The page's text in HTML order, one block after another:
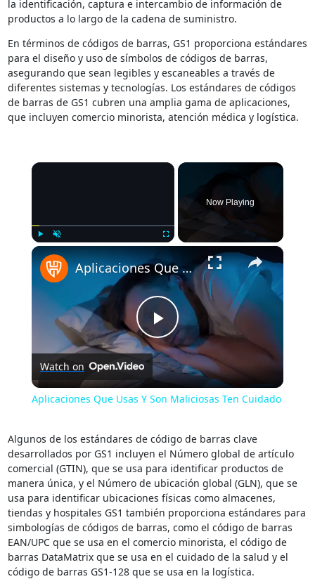
la identificación, captura e intercambio de información de
productos a lo largo de la cadena de suministro.
En términos de códigos de barras, GS1 proporciona estándares
para el diseño y uso de símbolos de códigos de barras,
asegurando que sean legibles y escaneables a través de
diferentes sistemas y tecnologías. Los estándares de códigos
de barras de GS1 cubren una amplia gama de aplicaciones,
que incluyen comercio minorista, atención médica y logística.
×
Now Playing
×
Play
Video
Aplicaciones Que Usas Y Son Maliciosas Ten Cuidado
Watch on
Aplicaciones Que Usas Y Son Maliciosas Ten Cuidado
Algunos de los estándares de código de barras clave
desarrollados por GS1 incluyen el Número global de artículo
comercial (GTIN), que se usa para identificar productos de
manera única, y el Número de ubicación global (GLN), que se
usa para identificar ubicaciones físicas como almacenes,
tiendas y hospitales GS1 también proporciona estándares para
simbologías de códigos de barras, como el código de barras
EAN/UPC que se usa en el comercio minorista, el código de
barras DataMatrix que se usa en el cuidado de la salud y el
código de barras GS1-128 que se usa en la logística.